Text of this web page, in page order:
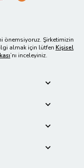
önemsiyoruz. Şirketimizin
almak için lütfen Kişisel
’nı inceleyiniz.